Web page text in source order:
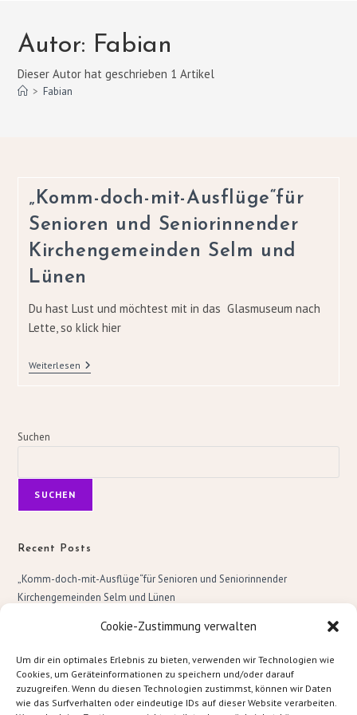
Cookie-Zustimmung verwalten
Um dir ein optimales Erlebnis zu bieten, verwenden wir Technologien wie
Cookies, um Geräteinformationen zu speichern und/oder darauf
zuzugreifen. Wenn du diesen Technologien zustimmst, können wir Daten
wie das Surfverhalten oder eindeutige IDs auf dieser Website verarbeiten.
Autor: Fabian
Dieser Autor hat geschrieben 1 Artikel
> Fabian
„Komm-doch-mit-Ausflüge“für
Senioren und Seniorinnender
Kirchengemeinden Selm und
Lünen
Du hast Lust und möchtest mit in das Glasmuseum nach
Lette, so klick hier
Weiterlesen
Suchen
SUCHEN
Recent Posts
„Komm-doch-mit-Ausflüge“für Senioren und Seniorinnender
Kirchengemeinden Selm und Lünen
Es sind keine Kommentare vorhanden.